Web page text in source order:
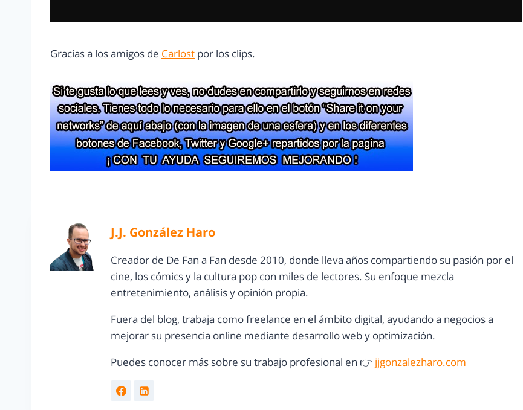
Gracias a los amigos de Carlost por los clips.
J.J. González Haro
Creador de De Fan a Fan desde 2010, donde lleva años compartiendo su pasión por el
cine, los cómics y la cultura pop con miles de lectores. Su enfoque mezcla
entretenimiento, análisis y opinión propia.
Fuera del blog, trabaja como freelance en el ámbito digital, ayudando a negocios a
mejorar su presencia online mediante desarrollo web y optimización.
Puedes conocer más sobre su trabajo profesional en 👉 jjgonzalezharo.com